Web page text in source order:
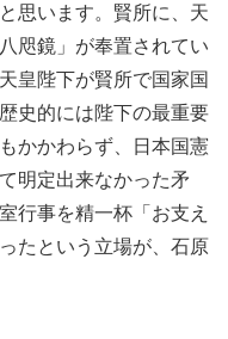
思います。賢所に、天
咫鏡」が奉置されてい
皇陛下が賢所で国家国
史的には陛下の最重要
かかわらず、日本国憲
明定出来なかった矛
行事を精一杯「お支え
たという立場が、石原